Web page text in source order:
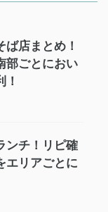
ば店まとめ！
部ごとにおい
ンチ！リピ確
エリアごとに